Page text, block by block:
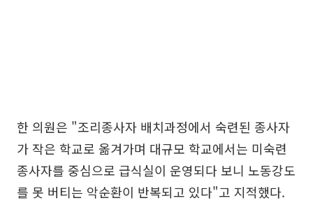
한 의원은 "조리종사자 배치과정에서 숙련된 종사자
가 작은 학교로 옮겨가며 대규모 학교에서는 미숙련
종사자를 중심으로 급식실이 운영되다 보니 노동강도
를 못 버티는 악순환이 반복되고 있다"고 지적했다.